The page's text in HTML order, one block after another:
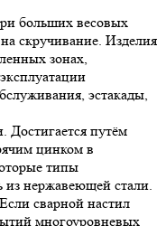
больших весовых
скручивание. Изделия
зонах,
эстакады,
Достигается путём
цинком в
типы
нержавеющей стали.
сварной настил
многоуровневых